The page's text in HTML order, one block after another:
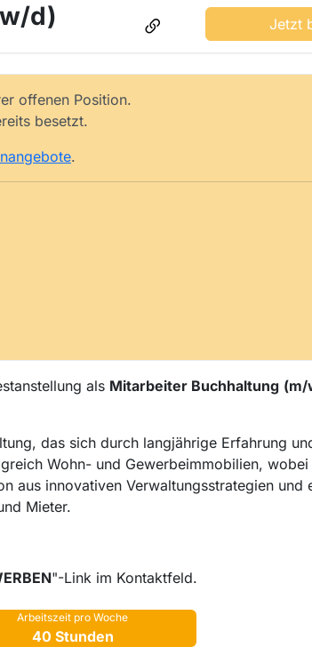
d) Jetzt
offenen Position.
besetzt.
.
als Mitarbeiter Buchhaltung (m/
das sich durch langjährige Erfahrung
Wohn- und Gewerbeimmobilien,
aus innovativen Verwaltungsstrategien und
Mieter.
"-Link im Kontaktfeld.
Arbeitszeit pro Woche
40 Stunden